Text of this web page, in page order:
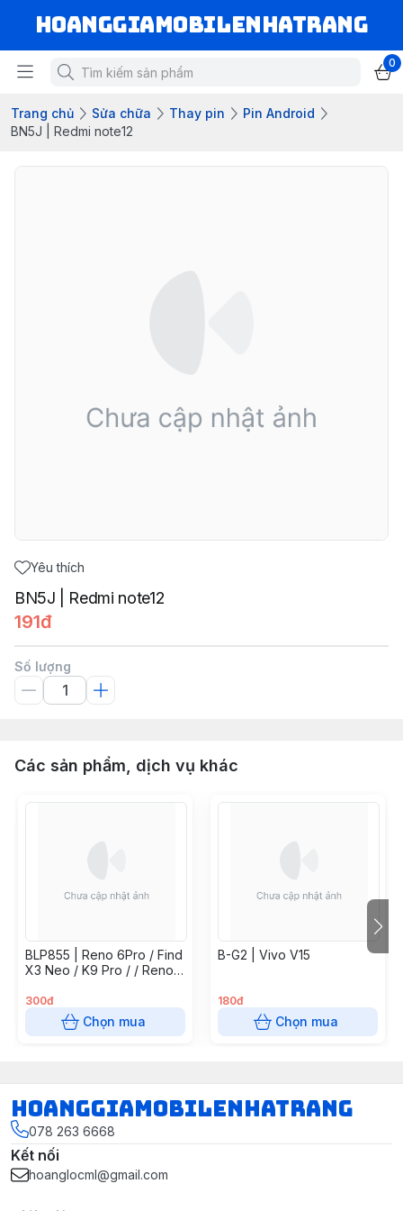
hoanggiamobilenhatrang
0
Trang chủ Sửa chữa Thay pin
Pin Android
BN5J | Redmi note12
Yêu thích
BN5J | Redmi note12
191đ
Số lượng
Các sản phẩm, dịch vụ khác
BLP855 | Reno 6Pro / Find
X3 Neo / K9 Pro / / Reno7
4G
300đ
Chọn mua
B-G2 | Vivo V15
180đ
Chọn mua
hoanggiamobilenhatrang
078 263 6668
Kết nối
hoanglocml@gmail.com